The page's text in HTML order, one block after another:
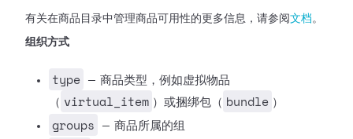
有关在商品目录中管理商品可用性的更多信息，请参阅 文档。
组织方式
type
— 商品类型，例如虚拟物品
（ virtual_item ）或捆绑包（ bundle ）
groups — 商品所属的组